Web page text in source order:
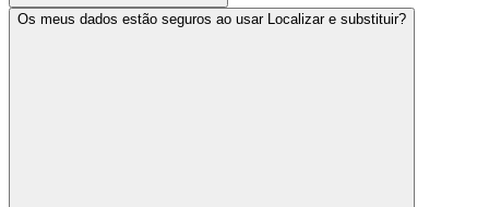
Os meus dados estão seguros ao usar Localizar e substituir?